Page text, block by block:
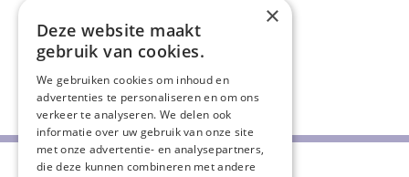
Deel deze pagina:
×
Deze website maakt
gebruik van cookies.
We gebruiken cookies om inhoud en
advertenties te personaliseren en om ons
verkeer te analyseren. We delen ook
informatie over uw gebruik van onze site
met onze advertentie- en analysepartners,
die deze kunnen combineren met andere